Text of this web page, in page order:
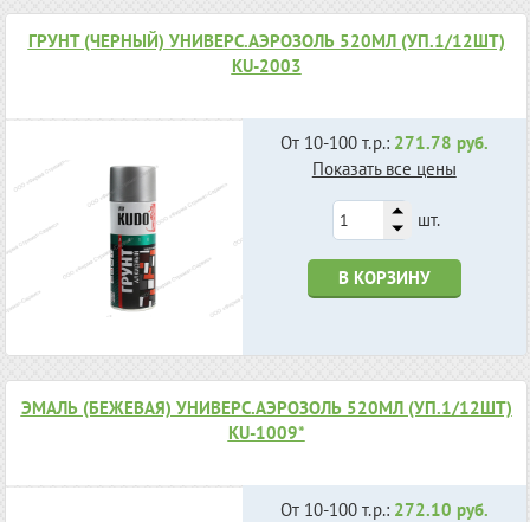
ГРУНТ (ЧЕРНЫЙ) УНИВЕРС.АЭРОЗОЛЬ 520МЛ (УП.1/12ШТ)
KU-2003
От 10-100 т.р.: 271.78 руб.
Показать все цены
шт.
В КОРЗИНУ
ЭМАЛЬ (БЕЖЕВАЯ) УНИВЕРС.АЭРОЗОЛЬ 520МЛ (УП.1/12ШТ)
KU-1009*
От 10-100 т.р.: 272.10 руб.